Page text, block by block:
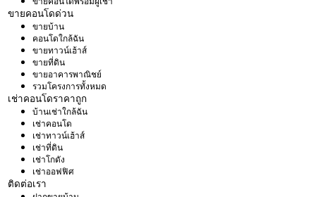
ขายคอนโดด่วน
ขายบ้าน
คอนโดใกล้ฉัน
ขายทาวน์เฮ้าส์
ขายที่ดิน
ขายอาคารพาณิชย์
รวมโครงการทั้งหมด
เช่าคอนโดราคาถูก
บ้านเช่าใกล้ฉัน
เช่าคอนโด
เช่าทาวน์เฮ้าส์
เช่าที่ดิน
เช่าโกดัง
เช่าออฟฟิศ
ติดต่อเรา